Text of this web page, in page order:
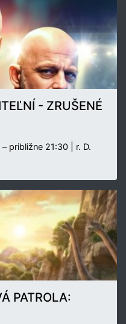
- ZRUŠENÉ
približne 21:30 | r. D.
PATROLA: